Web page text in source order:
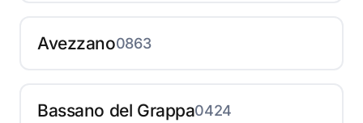
Avezzano0863
Bassano del Grappa0424